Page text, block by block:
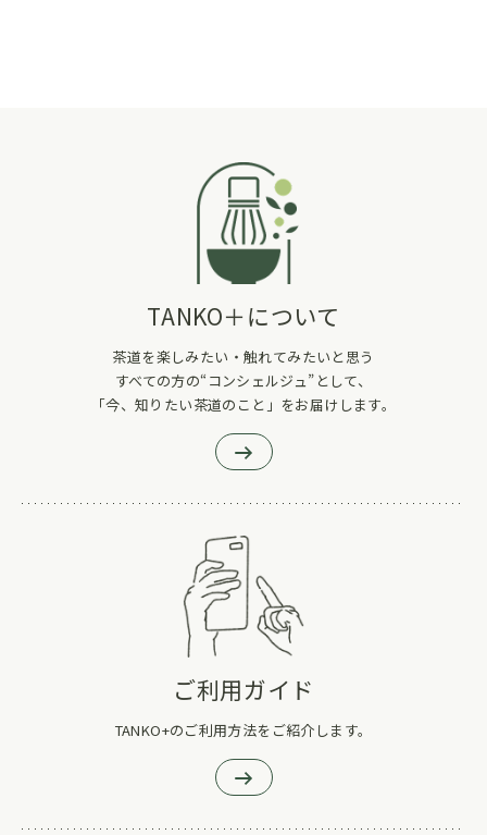
TANKO＋について
茶道を楽しみたい・触れてみたいと思う
すべての方の“コンシェルジュ”として、
「今、知りたい茶道のこと」をお届けします。
ご利用ガイド
TANKO+のご利用方法をご紹介します。